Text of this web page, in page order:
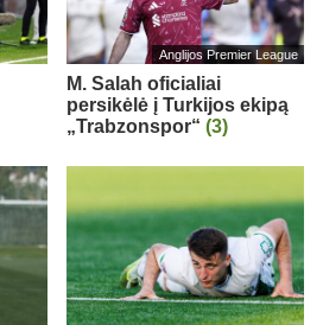
Anglijos Premier League
M. Salah oficialiai
persikėlė į Turkijos ekipą
„Trabzonspor“ (3)